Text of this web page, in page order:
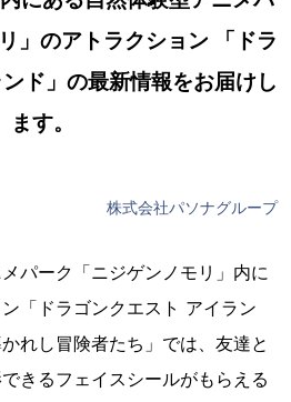
」のアトラクション 「ドラ
ド」の最新情報をお届けし
ます。
株式会社パソナグループ
パーク「ニジゲンノモリ」内に
「ドラゴンクエスト アイラン
れし冒険者たち」では、友達と
きるフェイスシールがもらえる